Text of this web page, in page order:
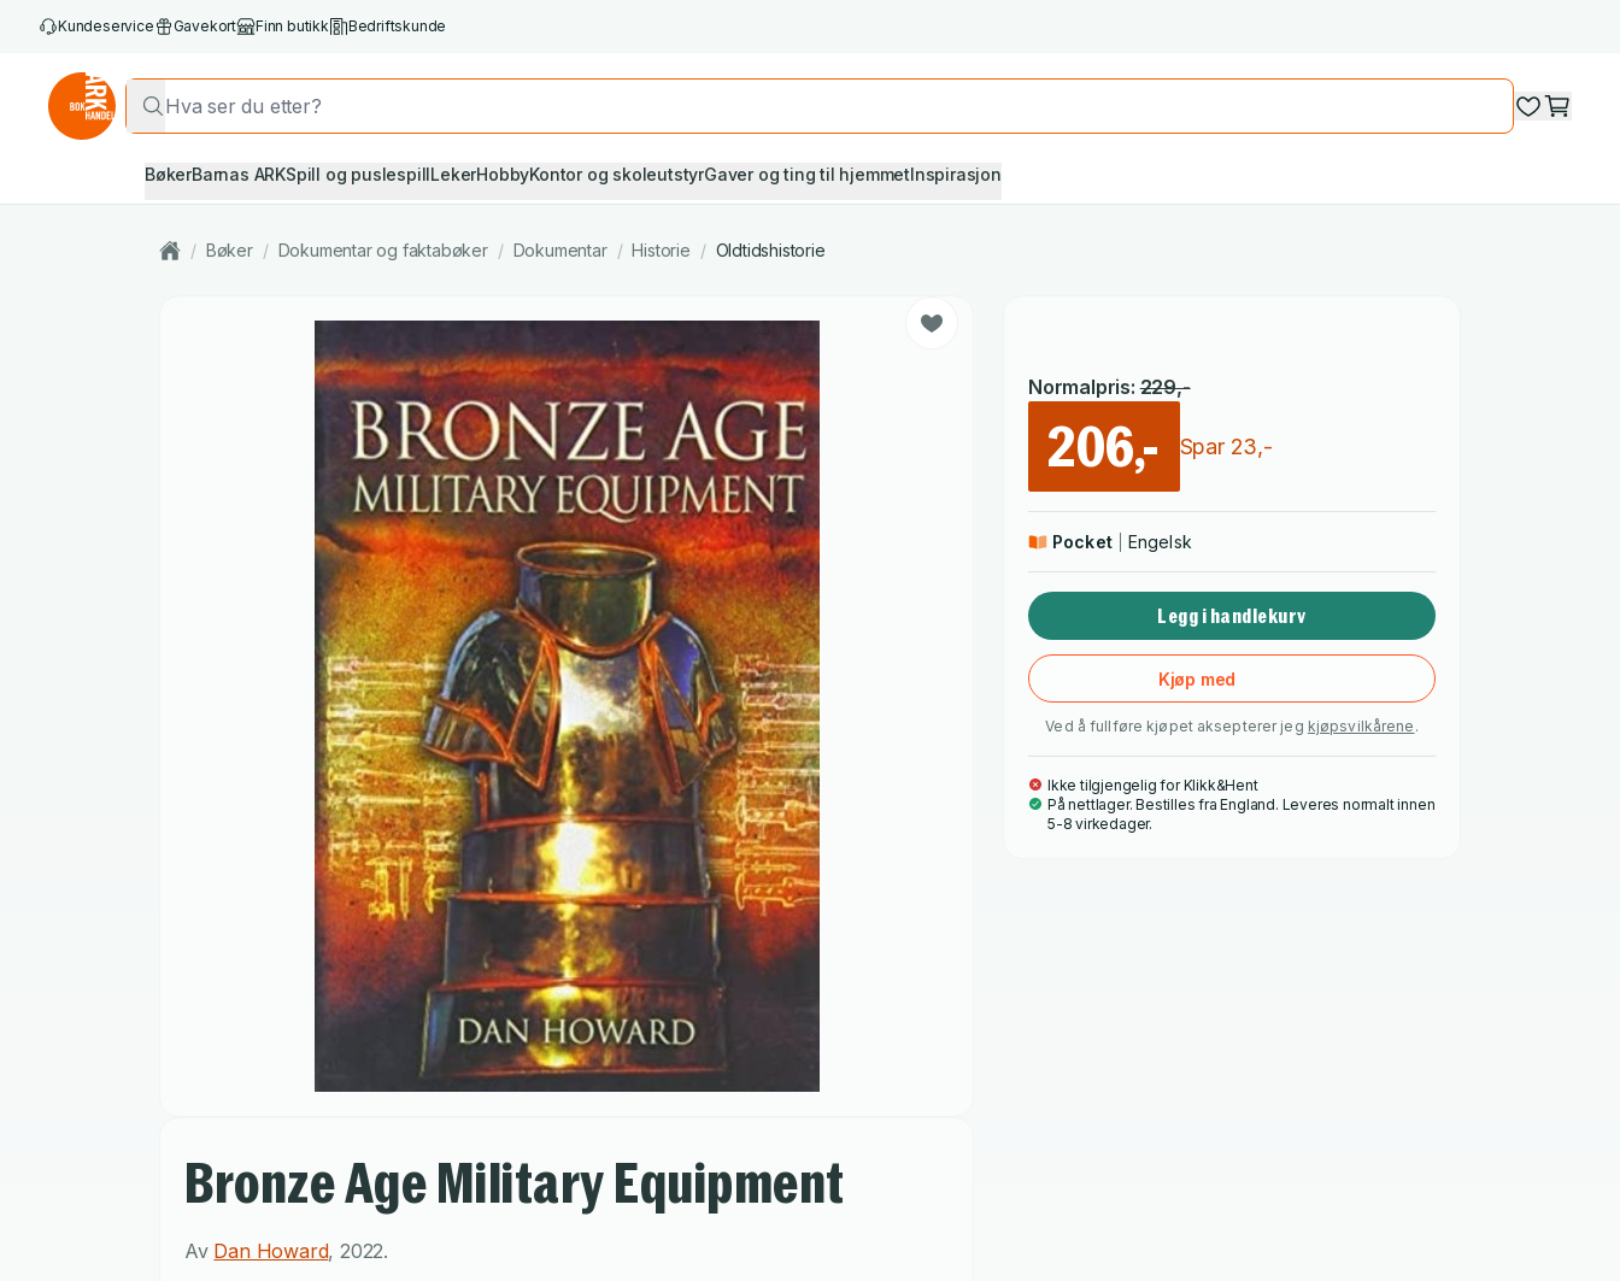
Kundeservice Gavekort Finn butikk Bedriftskunde
BøkerBarnas ARKSpill og puslespillLekerHobbyKontor og skoleutstyrGaver og ting til hjemmetInspirasjon
/ Bøker / Dokumentar og faktabøker / Dokumentar / Historie / Oldtidshistorie
Bronze Age Military Equipment
Av Dan Howard,2022.
Normalpris: 229,-
206,- Spar 23,-
Pocket Engelsk
Legg i handlekurv
Kjøp med
Ved å fullføre kjøpet aksepterer jeg kjøpsvilkårene .
Ikke tilgjengelig for Klikk&Hent
På nettlager. Bestilles fra England. Leveres normalt innen
5-8 virkedager.